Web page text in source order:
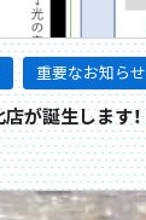
重要なお知らせ
が誕生します！